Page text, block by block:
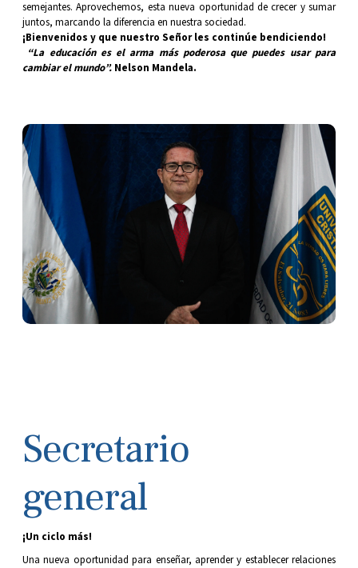
semejantes. Aprovechemos, esta nueva oportunidad de crecer y sumar
juntos, marcando la diferencia en nuestra sociedad.
¡Bienvenidos y que nuestro Señor les continúe bendiciendo!
“La educación es el arma más poderosa que puedes usar para
cambiar el mundo”. Nelson Mandela.
Secretario
general
¡Un ciclo más!
Una nueva oportunidad para enseñar, aprender y establecer relaciones